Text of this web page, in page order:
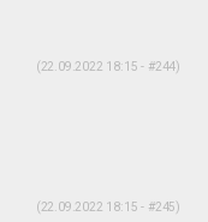
(22.09.2022 18:15 - #244)
(22.09.2022 18:15 - #245)